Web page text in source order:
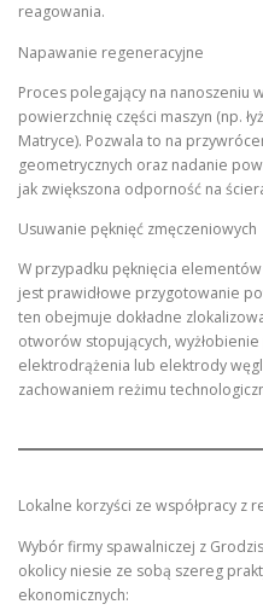
reagowania.
Napawanie regeneracyjne
Proces polegający na nanoszeniu
powierzchnię części maszyn (np.
Matryce). Pozwala to na
geometrycznych oraz nadanie
jak zwiększona odporność na
Usuwanie pęknięć zmęczeniowych
W przypadku pęknięcia
jest prawidłowe przygotowanie
ten obejmuje dokładne
otworów stopujących,
elektrodrążenia lub elektrody
zachowaniem reżimu
Lokalne korzyści ze współpracy z
Wybór firmy spawalniczej z
okolicy niesie ze sobą szereg
ekonomicznych: